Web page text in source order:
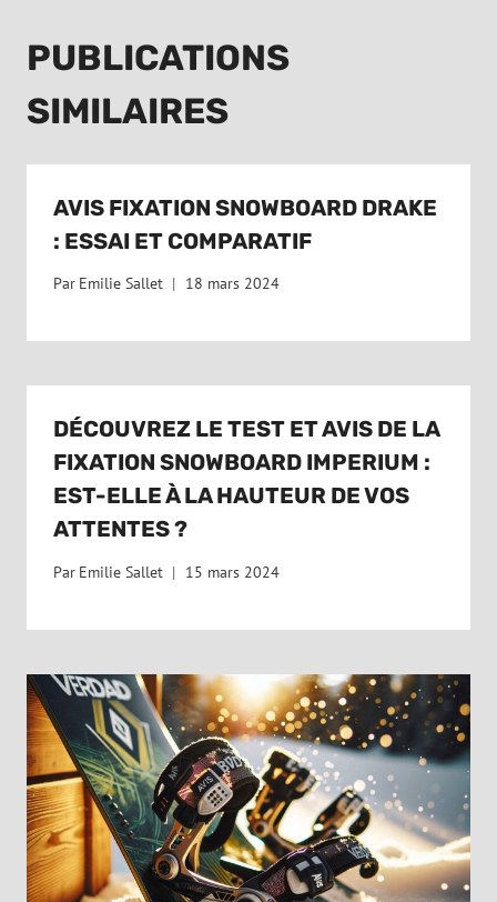
PUBLICATIONS
SIMILAIRES
AVIS FIXATION SNOWBOARD DRAKE
: ESSAI ET COMPARATIF
Par Emilie Sallet 18 mars 2024
DÉCOUVREZ LE TEST ET AVIS DE LA
FIXATION SNOWBOARD IMPERIUM :
EST-ELLE À LA HAUTEUR DE VOS
ATTENTES ?
Par Emilie Sallet 15 mars 2024